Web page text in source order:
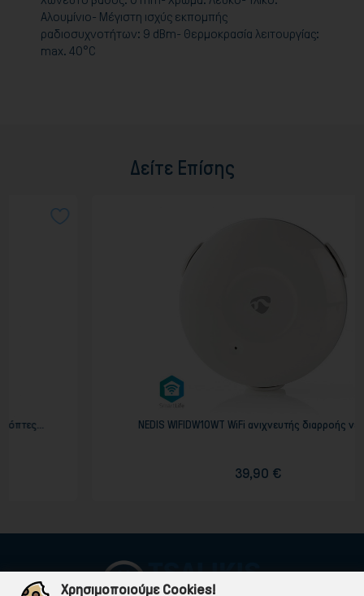
Αλουμίνιο- Μέγιστη ισχύς εκπομπής
ραδιοσυχνοτήτων: 9 dBm- Θερμοκρασία λειτουργίας:
max. 40°C
Δείτε Επίσης
NEDIS WIFIDW10WT WiFi ανιχνευτής διαρροής νερού
Χρησιμοποιούμε Cookies!